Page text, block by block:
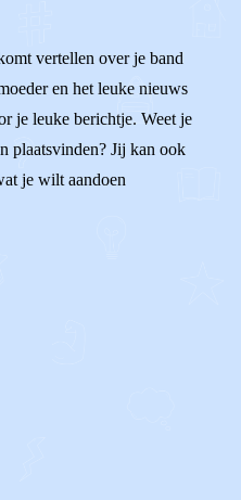
vertellen over je band
en het leuke nieuws
je leuke berichtje. Weet je
plaatsvinden? Jij kan ook
je wilt aandoen